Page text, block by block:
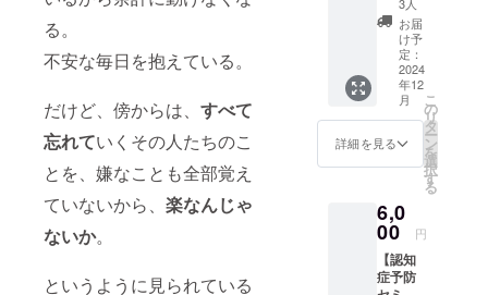
る。
不安な毎日を抱えている。
だけど、傍からは、 すべて
忘れていくその人たちのこ
とを、嫌なことも全部覚え
ていないから、 楽なんじゃ
ないか。
というように見られている
カード
に仕上
げま
す。 提
供方法:
PDF
データ
でメー
供時
期：
2024年
11月予
定
子書
籍】 認
知症予
防につ
いての
情報交
換を行
うオン
ライン
交流
テーマ
を設定
して
ディス
カッ
お届
け予
定：
2024
年12
月
詳細を見る
こ
の
リ
タ
ー
ン
を
選
択
す
る
6,0
00 円
【認知
症予防